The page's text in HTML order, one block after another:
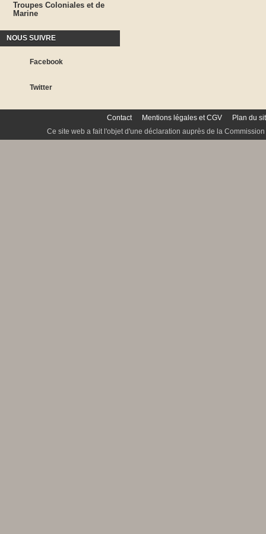
Troupes Coloniales et de
Marine
NOUS SUIVRE
Facebook
Twitter
Contact Mentions légales et CGV
Plan du
Ce site web a fait l'objet d'une déclaration auprès de la